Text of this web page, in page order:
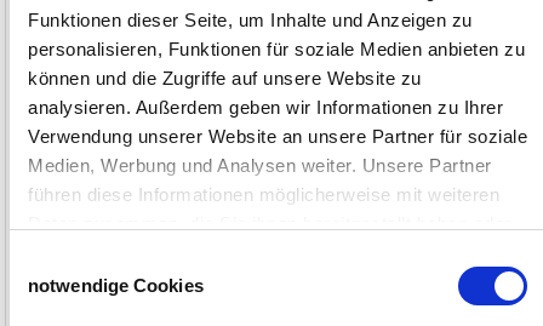
Funktionen dieser Seite, um Inhalte und Anzeigen zu
personalisieren, Funktionen für soziale Medien anbieten zu
können und die Zugriffe auf unsere Website zu
analysieren. Außerdem geben wir Informationen zu Ihrer
Verwendung unserer Website an unsere Partner für soziale
Medien, Werbung und Analysen weiter. Unsere Partner
führen diese Informationen möglicherweise mit weiteren
haben.
notwendige Cookies